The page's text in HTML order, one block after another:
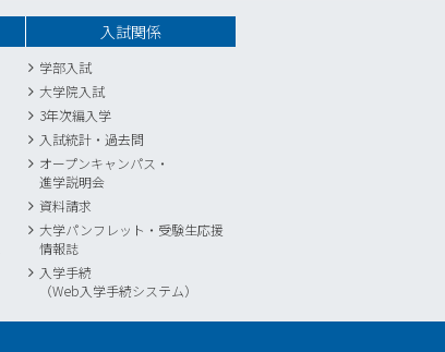
入試関係
学部入試
大学院入試
3年次編入学
入試統計 ・ 過去問
オープンキャンパス・
進学説明会
資料請求
大学パンフレット・受験生応援
情報誌
入学手続
（Web入学手続システム）